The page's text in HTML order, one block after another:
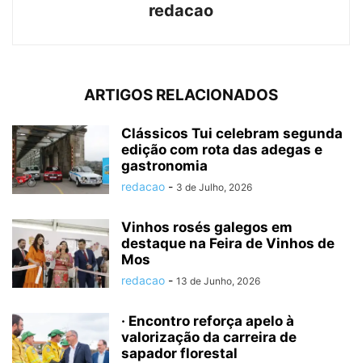
redacao
ARTIGOS RELACIONADOS
Clássicos Tui celebram segunda
edição com rota das adegas e
gastronomia
redacao - 3 de Julho, 2026
Vinhos rosés galegos em
destaque na Feira de Vinhos de
Mos
redacao - 13 de Junho, 2026
· Encontro reforça apelo à
valorização da carreira de
sapador florestal